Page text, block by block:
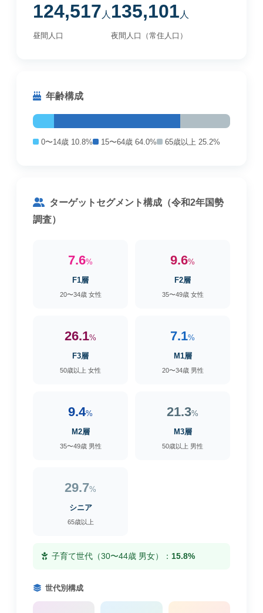
124,517 人
昼間人口
135,101 人
夜間人口（常住人口）
年齢構成
0〜14歳 10.8% 15〜64歳 64.0% 65歳以上 25.2%
ターゲットセグメント構成（令和2年国勢
調査）
7.6%
F1層
20〜34歳 女性
9.6%
F2層
35〜49歳 女性
26.1%
F3層
50歳以上 女性
7.1%
M1層
20〜34歳 男性
9.4%
M2層
35〜49歳 男性
21.3%
M3層
50歳以上 男性
29.7%
シニア
65歳以上
子育て世代（30〜44歳 男女）： 15.8%
世代別構成